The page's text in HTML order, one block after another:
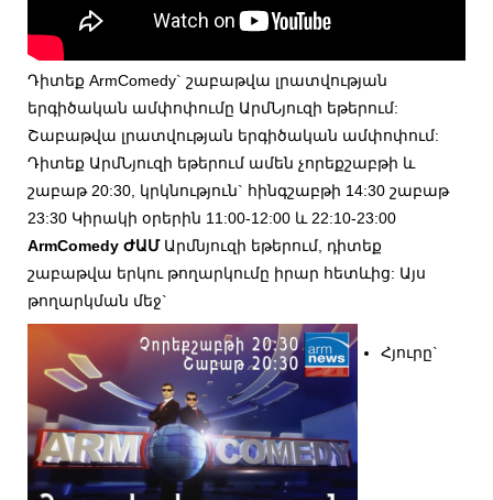
Դիտեք ArmComedy` շաբաթվա լրատվության
երգիծական ամփոփումը ԱրմՆյուզի եթերում:
Շաբաթվա լրատվության երգիծական ամփոփում:
Դիտեք ԱրմՆյուզի եթերում ամեն չորեքշաբթի և
շաբաթ 20:30, կրկնություն` հինգշաբթի 14:30 շաբաթ
23:30 Կիրակի օրերին 11:00-12:00 և 22:10-23:00
ArmComedy ԺԱՄԱրմնյուզի եթերում, դիտեք
շաբաթվա երկու թողարկումը իրար հետևից: Այս
թողարկման մեջ`
Հյուրը`